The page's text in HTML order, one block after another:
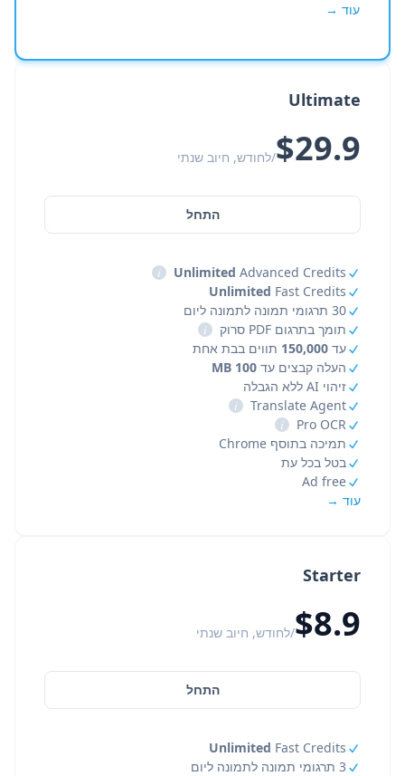
Starter
$8.9/לחודש, חיוב שנתי
התחל
Unlimited Fast Credits
3 תרגומי תמונה לתמונה ליום
עוד →
Ultimate
$29.9/לחודש, חיוב שנתי
התחל
Unlimited Advanced Credits
i
Unlimited Fast Credits
30 תרגומי תמונה לתמונה ליום
תומך בתרגום PDF סרוק
i
עד 150,000 תווים בבת אחת
העלה קבצים עד 100 MB
זיהוי AI ללא הגבלה
Translate Agent
i
Pro OCR
i
תמיכה בתוסף Chrome
בטל בכל עת
Ad free
עוד →